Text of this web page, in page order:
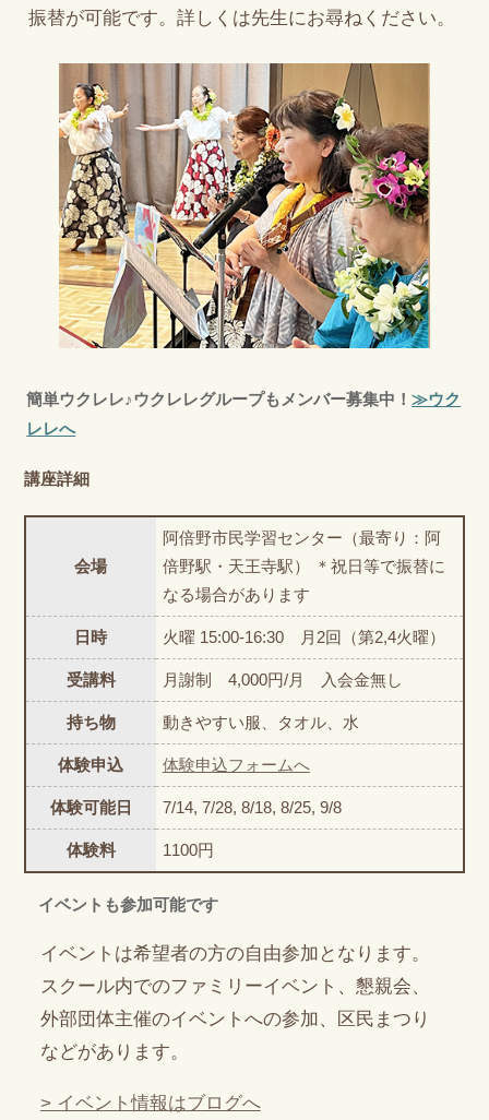
振替が可能です。詳しくは先生にお尋ねください。
簡単ウクレレ♪ウクレレグループもメンバー募集中！≫ウク
レレへ
講座詳細
会場
阿倍野市民学習センター（最寄り：阿
倍野駅・天王寺駅） ＊祝日等で振替に
なる場合があります
日時 火曜 15:00-16:30 月2回（第2,4火曜）
受講料 月謝制 4,000円/月 入会金無し
持ち物 動きやすい服、タオル、水
体験申込 体験申込フォームへ
体験可能日 7/14, 7/28, 8/18, 8/25, 9/8
体験料 1100円
イベントも参加可能です
イベントは希望者の方の自由参加となります。
スクール内でのファミリーイベント、懇親会、
外部団体主催のイベントへの参加、区民まつり
などがあります。
> イベント情報はブログへ